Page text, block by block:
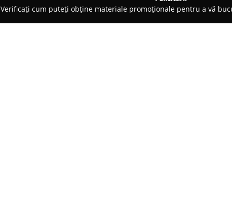
Verificați cum puteți obține materiale promoționale pentru a vă